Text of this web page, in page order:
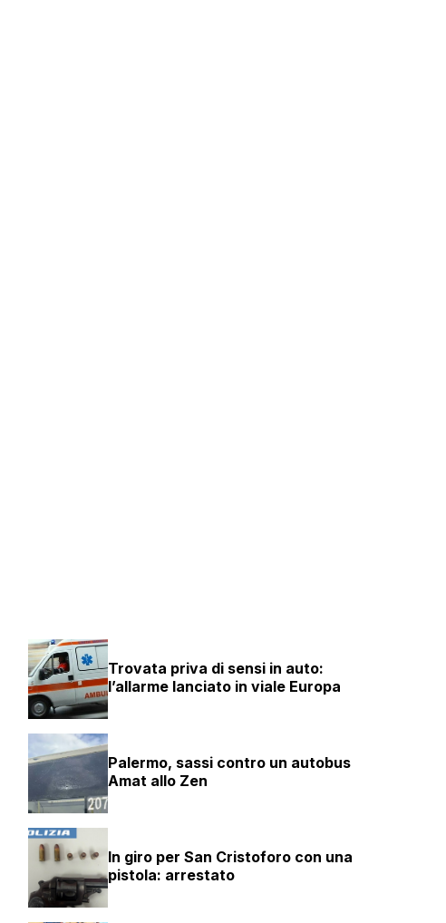
Trovata priva di sensi in auto:
l’allarme lanciato in viale Europa
Palermo, sassi contro un autobus
Amat allo Zen
In giro per San Cristoforo con una
pistola: arrestato